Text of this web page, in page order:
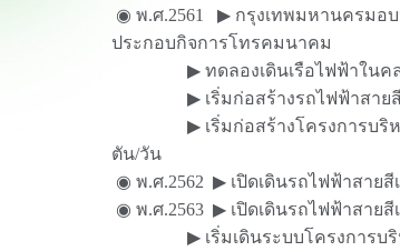
◉ พ.ศ.2561 ▶ กรุงเทพมหานครมอ
ประกอบกิจการโทรคมนาคม
▶ ทดลองเดินเรือไฟฟ้าในคลอ
▶ เริ่มก่อสร้างรถไฟฟ้าสายสีทอ
▶ เริ่มก่อสร้างโครงการบริหาร
ตัน/วัน
◉ พ.ศ.2562 ▶ เปิดเดินรถไฟฟ้าสาย
◉ พ.ศ.2563 ▶ เปิดเดินรถไฟฟ้าสาย
▶ เริ่มเดินระบบโครงการบริหา